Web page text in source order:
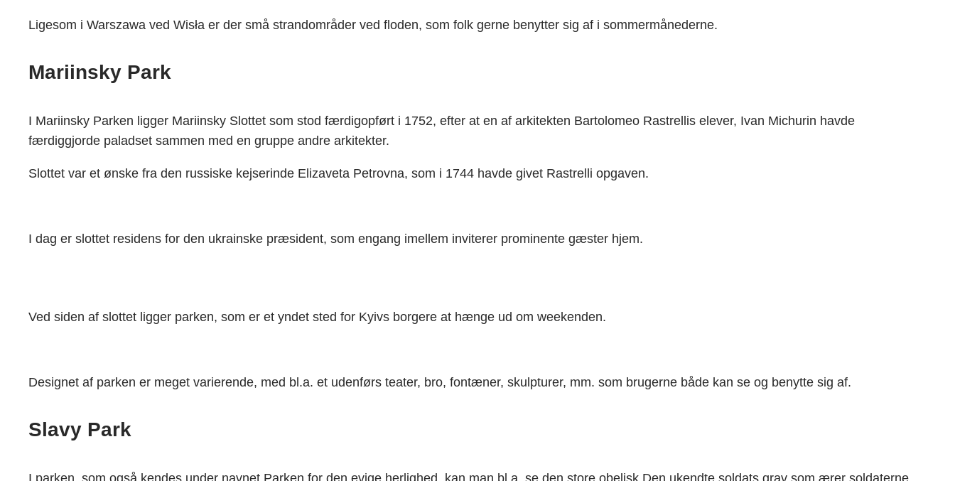
Ligesom i Warszawa ved Wisła er der små strandområder ved floden, som folk gerne benytter sig af i sommermånederne.
Mariinsky Park
I Mariinsky Parken ligger Mariinsky Slottet som stod færdigopført i 1752, efter at en af arkitekten Bartolomeo Rastrellis elever, Ivan Michurin havde
færdiggjorde paladset sammen med en gruppe andre arkitekter.
Slottet var et ønske fra den russiske kejserinde Elizaveta Petrovna, som i 1744 havde givet Rastrelli opgaven.
I dag er slottet residens for den ukrainske præsident, som engang imellem inviterer prominente gæster hjem.
Ved siden af slottet ligger parken, som er et yndet sted for Kyivs borgere at hænge ud om weekenden.
Designet af parken er meget varierende, med bl.a. et udenførs teater, bro, fontæner, skulpturer, mm. som brugerne både kan se og benytte sig af.
Slavy Park
I parken, som også kendes under navnet Parken for den evige herlighed, kan man bl.a. se den store obelisk Den ukendte soldats grav som ærer soldaterne